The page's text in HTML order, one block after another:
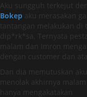
Aku sungguh terkejut
Bokep aku merasakan
tantangan melakukan di
dip*rk*sa. Ternyata
malam dan Imron
dengan customer dan
Dan dia memutuskan
menolak akhirnya
hanya mengakatakan